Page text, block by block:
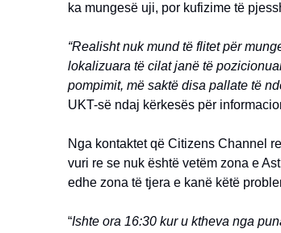
ka mungesë uji, por kufizime të
“Realisht nuk mund të flitet për
lokalizuara të cilat janë të
pompimit, më saktë disa pallate të
UKT-së ndaj kërkesës për
Nga kontaktet që Citizens Channel
vuri re se nuk është vetëm zona e
edhe zona të tjera e kanë këtë
“Ishte ora 16:30 kur u ktheva nga